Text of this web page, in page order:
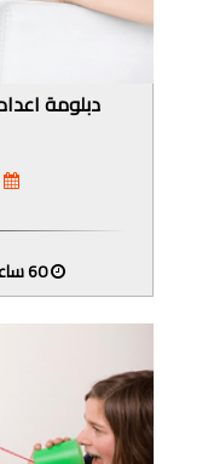
دبلومة
60 ساعة